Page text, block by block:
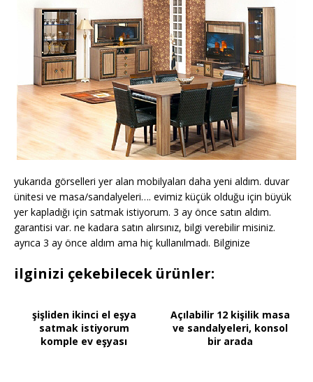
yukarıda görselleri yer alan mobilyaları daha yeni aldım. duvar
ünitesi ve masa/sandalyeleri…. evimiz küçük olduğu için büyük
yer kapladığı için satmak istiyorum. 3 ay önce satın aldım.
garantisi var. ne kadara satın alırsınız, bilgi verebilir misiniz.
ayrıca 3 ay önce aldım ama hiç kullanılmadı. Bilginize
ilginizi çekebilecek ürünler:
şişliden ikinci el eşya
satmak istiyorum
komple ev eşyası
Açılabilir 12 kişilik masa
ve sandalyeleri, konsol
bir arada